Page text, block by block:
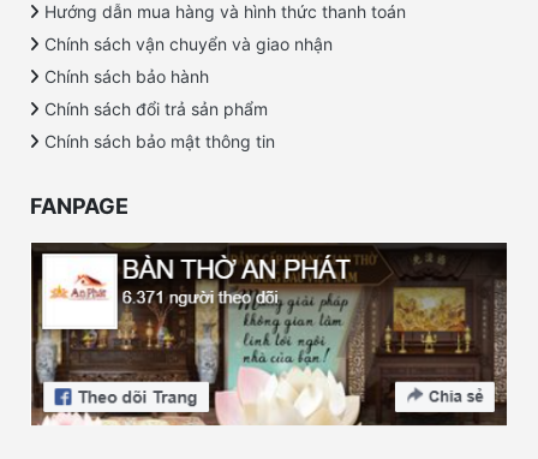
Hướng dẫn mua hàng và hình thức thanh toán
Chính sách vận chuyển và giao nhận
Chính sách bảo hành
Chính sách đổi trả sản phẩm
Chính sách bảo mật thông tin
FANPAGE